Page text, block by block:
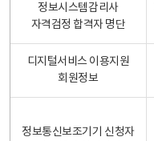
정보시스템감리사
자격검정 합격자 명단
디지털서비스 이용지원
회원정보
정보통신보조기기 신청자